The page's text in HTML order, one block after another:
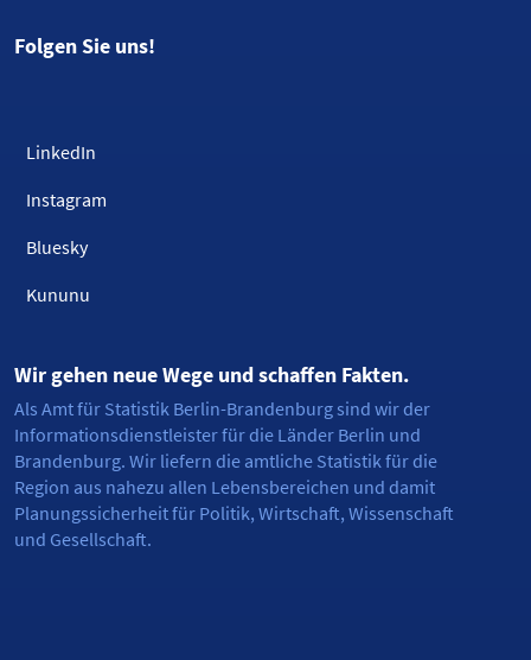
Folgen Sie uns!
LinkedIn
Instagram
Bluesky
Kununu
Wir gehen neue Wege und schaffen Fakten.
Als Amt für Statistik Berlin-Brandenburg sind wir der
Informationsdienstleister für die Länder Berlin und
Brandenburg. Wir liefern die amtliche Statistik für die
Region aus nahezu allen Lebensbereichen und damit
Planungssicherheit für Politik, Wirtschaft, Wissenschaft
und Gesellschaft.